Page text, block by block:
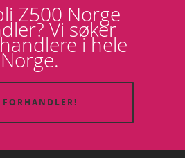
Z500 Norge
Vi søker
i hele
Norge.